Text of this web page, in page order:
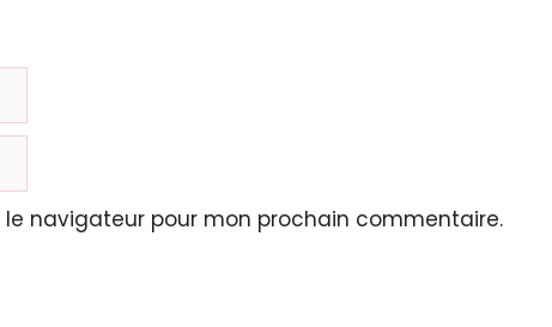
navigateur pour mon prochain commentaire.